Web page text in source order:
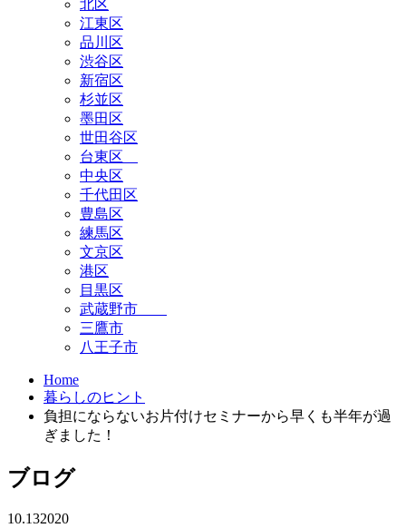
北区
江東区
品川区
渋谷区
新宿区
杉並区
墨田区
世田谷区
台東区
中央区
千代田区
豊島区
練馬区
文京区
港区
目黒区
武蔵野市
三鷹市
八王子市
Home
暮らしのヒント
負担にならないお片付けセミナーから早くも半年が過
ぎました！
ブログ
10.132020